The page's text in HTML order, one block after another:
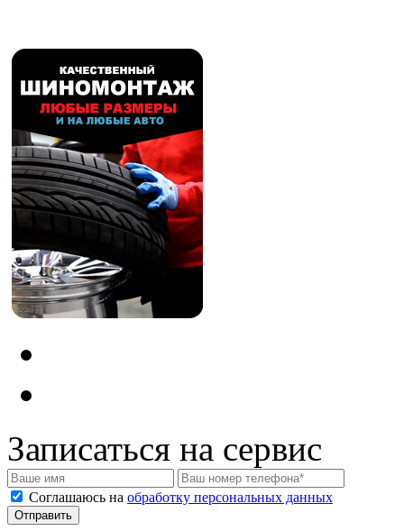
Записаться на сервис
Соглашаюсь на обработку персональных данных